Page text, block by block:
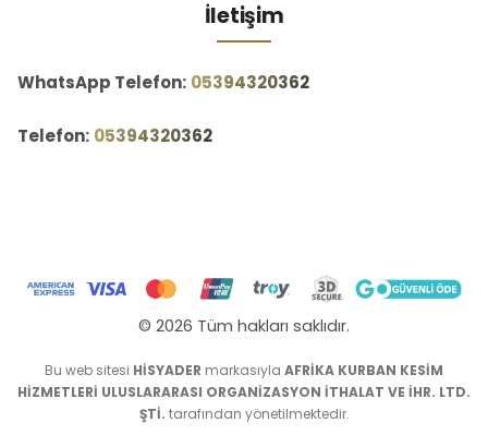
İletişim
WhatsApp Telefon: ‪05394320362‬
Telefon: ‪05394320362‬
© 2026 Tüm hakları saklıdır.
Bu web sitesi HİSYADER markasıyla AFRİKA KURBAN KESİM
HİZMETLERİ ULUSLARARASI ORGANİZASYON İTHALAT VE İHR. LTD.
ŞTİ. tarafından yönetilmektedir.